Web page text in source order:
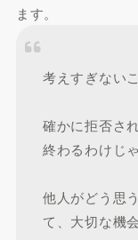
ます。
考えすぎない
確かに拒否さ
終わるわけじ
他人がどう思
て、大切な機